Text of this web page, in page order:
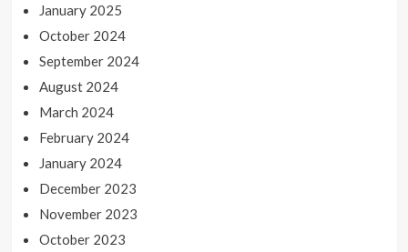
January 2025
October 2024
September 2024
August 2024
March 2024
February 2024
January 2024
December 2023
November 2023
October 2023